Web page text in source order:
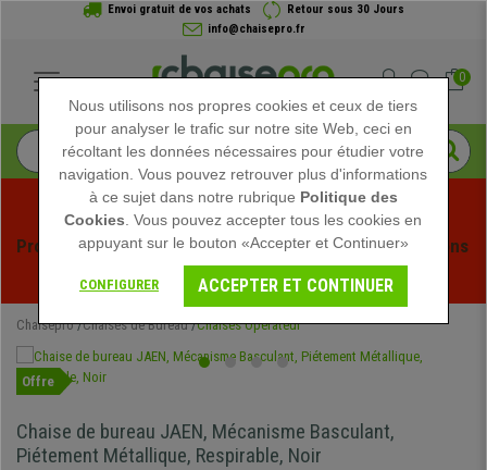
Envoi gratuit de vos achats
Retour sous 30 Jours
info@chaisepro.fr
0
Profitez des soldes d'été chez Chaisepro ! Des réductions
exclusives pour une durée limitée - Voir l'offre
Chaisepro Chaises de Bureau Chaises Opérateur
Offre
Chaise de bureau JAEN, Mécanisme Basculant,
Piétement Métallique, Respirable, Noir
Nous utilisons nos propres cookies et ceux de tiers
pour analyser le trafic sur notre site Web, ceci en
récoltant les données nécessaires pour étudier votre
navigation. Vous pouvez retrouver plus d'informations
à ce sujet dans notre rubrique Politique des
Cookies . Vous pouvez accepter tous les cookies en
appuyant sur le bouton «Accepter et Continuer»
CONFIGURER ACCEPTER ET CONTINUER